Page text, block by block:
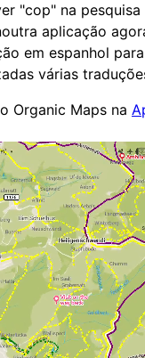
"cop" na
aplicação
em espanhol
várias
Organic Maps na